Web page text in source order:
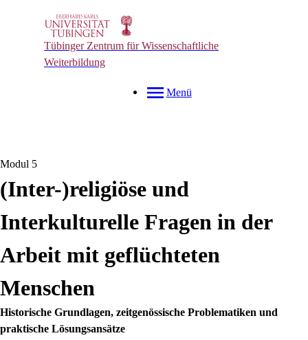
Tübinger Zentrum für Wissenschaftliche
Weiterbildung
Menü
Modul 5
(Inter-)religiöse und
Interkulturelle Fragen in der
Arbeit mit geflüchteten
Menschen
Historische Grundlagen, zeitgenössische Problematiken und
praktische Lösungsansätze